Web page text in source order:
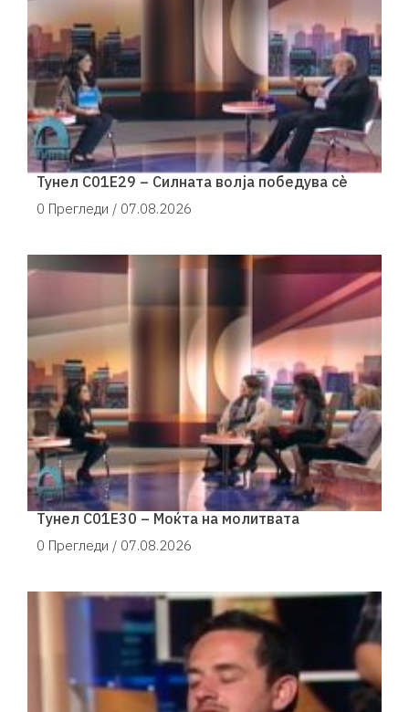
Тунел С01Е29 – Силната волја победува сè
0 Прегледи / 07.08.2026
Tунел С01Е30 – Моќта на молитвата
0 Прегледи / 07.08.2026